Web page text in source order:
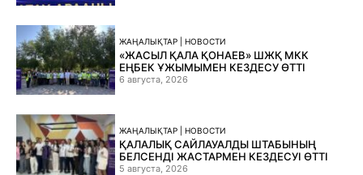
ЖАҢАЛЫҚТАР | НОВОСТИ
«ЖАСЫЛ ҚАЛА ҚОНАЕВ» ШЖҚ МКК
ЕҢБЕК ҰЖЫМЫМЕН КЕЗДЕСУ ӨТТІ
6 августа, 2026
ЖАҢАЛЫҚТАР | НОВОСТИ
ҚАЛАЛЫҚ САЙЛАУАЛДЫ ШТАБЫНЫҢ
БЕЛСЕНДІ ЖАСТАРМЕН КЕЗДЕСУІ ӨТТІ
5 августа, 2026